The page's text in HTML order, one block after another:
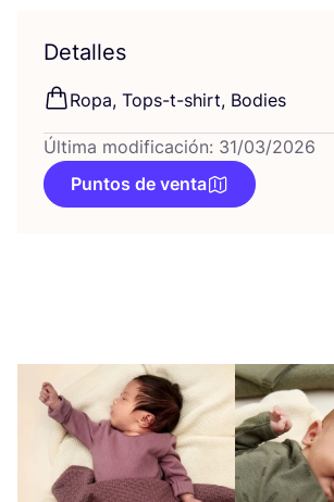
Detalles
Ropa, Tops-t-shirt, Bodies
Última modificación: 31/03/2026
Puntos de venta